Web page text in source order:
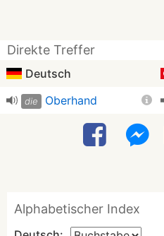
Direkte Treffer
Deutsch
die Oberhand
Alphabetischer Index